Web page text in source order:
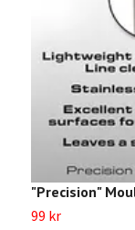
"Precision"
99 kr